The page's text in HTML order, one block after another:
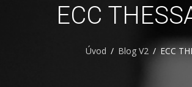
ECC
Úvod Blog V2 ECC